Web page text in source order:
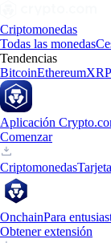
Criptomonedas
Todas las monedas
Tendencias
BitcoinEthereumXRP
Aplicación
Comenzar
Criptomonedas
OnchainPara
Obtener extensión